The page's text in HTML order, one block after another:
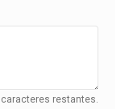
caracteres restantes.